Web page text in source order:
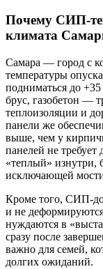
Почему СИП-
климата
Самара — город с
температуры
подниматься до
брус, газобетон —
теплоизоляции и
панели же
выше, чем у
панелей не
«теплый» изнутри,
исключающей
Кроме того, СИП-
и не
нуждаются в
сразу после
важно для семей,
долгих ожиданий.